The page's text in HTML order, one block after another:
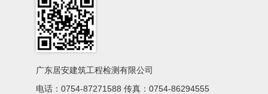
广东居安建筑工程检测有限公司
电话：0754-87271588 传真：0754-86294555